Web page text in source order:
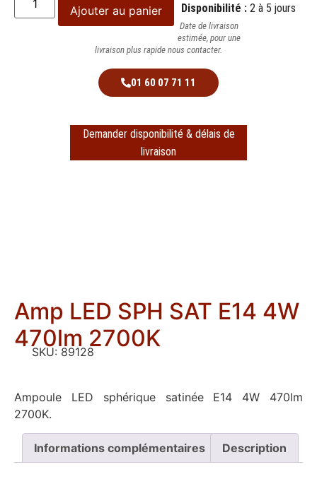
Ajouter au panier Disponibilité : 2 à 5 jours
Date de livraison
estimée, pour une
livraison plus rapide nous contacter.
01 60 07 71 11
Demander disponibilité & délais de
livraison
Amp LED SPH SAT E14 4W
470lm 2700K
SKU: 89128
Ampoule LED sphérique satinée E14 4W 470lm
2700K.
Informations complémentaires Description